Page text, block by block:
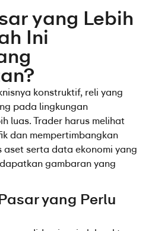
yang Lebih
Ini
konstruktif, reli yang
pada lingkungan
luas. Trader harus melihat
dan mempertimbangkan
aset serta data ekonomi yang
gambaran yang
yang Perlu